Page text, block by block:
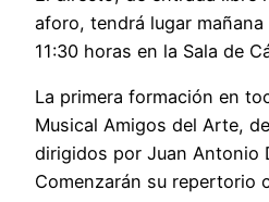
aforo, tendrá lugar
11:30 horas en la Sala de
La primera formación en
Musical Amigos del Arte,
dirigidos por Juan Antonio
Comenzarán su repertorio